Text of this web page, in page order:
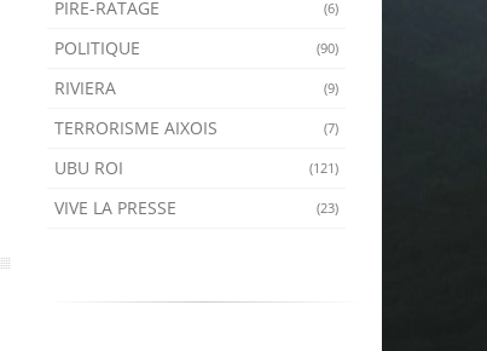
(6)
PIRE-RATAGE
(90)
POLITIQUE
(9)
RIVIERA
(7)
TERRORISME AIXOIS
(121)
UBU ROI
(23)
VIVE LA PRESSE